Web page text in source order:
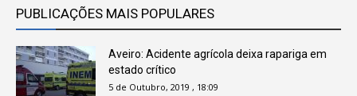
PUBLICAÇÕES MAIS POPULARES
Aveiro: Acidente agrícola deixa rapariga em
estado crítico
5 de Outubro, 2019 , 18:09